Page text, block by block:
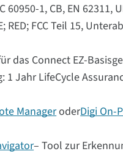
60950-1, CB, EN 62311,
FCC Teil 15,
das Connect EZ-
1 Jahr LifeCycle
ManageroderDigi On-
– Tool zur